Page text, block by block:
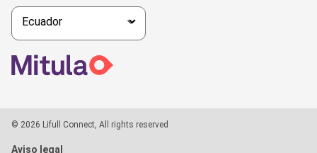
© 2026 Lifull Connect, All rights reserved
Aviso legal